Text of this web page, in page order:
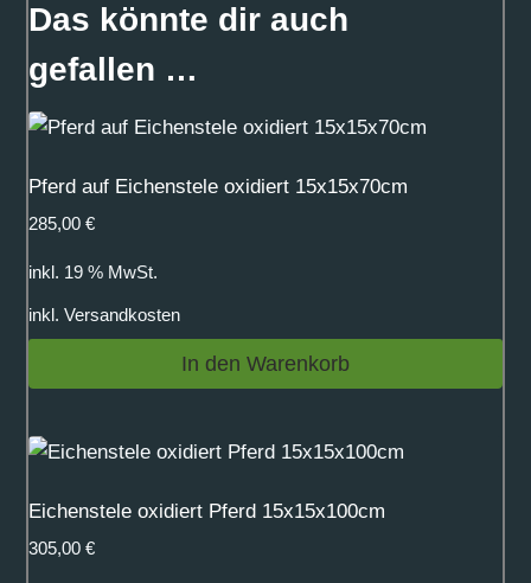
Das könnte dir auch
gefallen …
Pferd auf Eichenstele oxidiert 15x15x70cm
285,00 €
inkl. 19 % MwSt.
inkl. Versandkosten
In den Warenkorb
Eichenstele oxidiert Pferd 15x15x100cm
305,00 €